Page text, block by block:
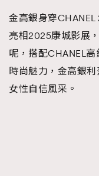
金高銀身穿
亮相2025康城影展
呢，搭配CHANEL
時尚魅力，金高銀
女性自信風采。